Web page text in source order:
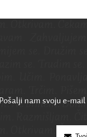
Pošalji nam svoju e-